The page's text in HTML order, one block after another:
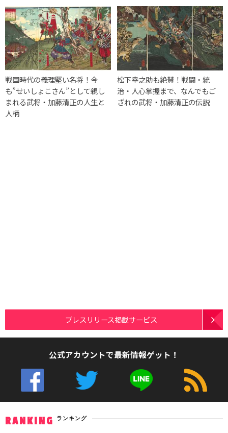
戦国時代の義理堅い名将！今
も”せいしょこさん”として親し
まれる武将・加藤清正の人生と
人柄
松下幸之助も絶賛！戦闘・統
治・人心掌握まで、なんでもご
ざれの武将・加藤清正の伝説
プレスリリース掲載サービス
公式アカウントで最新情報ゲット！
RANKING ランキング